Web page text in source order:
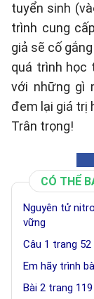
tuyển sinh
trình cung
giả sẽ cố
quá trình học
với những gì
đem lại giá trị
Trân trọng!
CÓ THỂ
Nguyên tử
vững
Câu 1 trang
Em hãy trình
Bài 2 trang